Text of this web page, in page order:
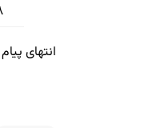
انتهای پیام